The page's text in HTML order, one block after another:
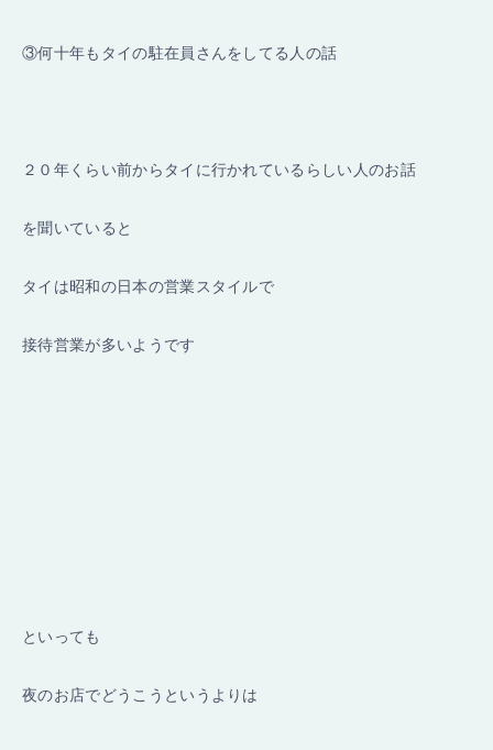
③何十年もタイの駐在員さんをしてる人の話
２０年くらい前からタイに行かれているらしい人のお話
を聞いていると
タイは昭和の日本の営業スタイルで
接待営業が多いようです
といっても
夜のお店でどうこうというよりは